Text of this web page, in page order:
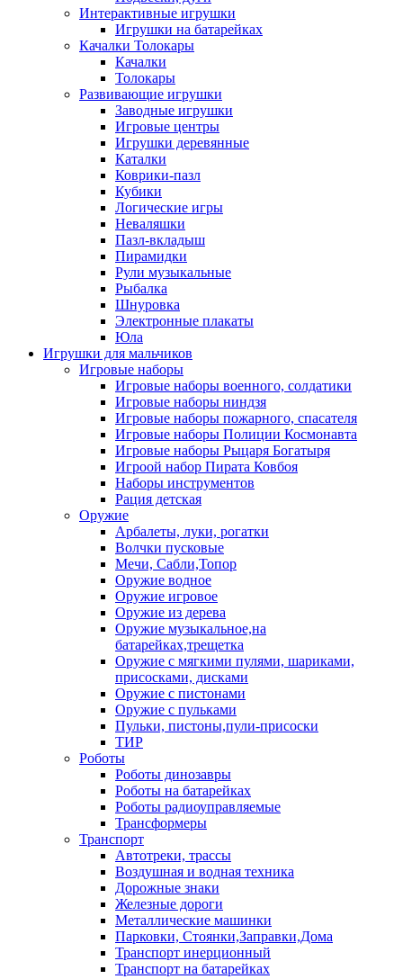
Интерактивные игрушки
Игрушки на батарейках
Качалки Толокары
Качалки
Толокары
Развивающие игрушки
Заводные игрушки
Игровые центры
Игрушки деревянные
Каталки
Коврики-пазл
Кубики
Логические игры
Неваляшки
Пазл-вкладыш
Пирамидки
Рули музыкальные
Рыбалка
Шнуровка
Электронные плакаты
Юла
Игрушки для мальчиков
Игровые наборы
Игровые наборы военного, солдатики
Игровые наборы ниндзя
Игровые наборы пожарного, спасателя
Игровые наборы Полиции Космонавта
Игровые наборы Рыцаря Богатыря
Игроой набор Пирата Ковбоя
Наборы инструментов
Рация детская
Оружие
Арбалеты, луки, рогатки
Волчки пусковые
Мечи, Сабли,Топор
Оружие водное
Оружие игровое
Оружие из дерева
Оружие музыкальное,на
батарейках,трещетка
Оружие с мягкими пулями, шариками,
присосками, дисками
Оружие с пистонами
Оружие с пульками
Пульки, пистоны,пули-присоски
ТИР
Роботы
Роботы динозавры
Роботы на батарейках
Роботы радиоуправляемые
Трансформеры
Транспорт
Автотреки, трассы
Воздушная и водная техника
Дорожные знаки
Железные дороги
Металлические машинки
Парковки, Стоянки,Заправки,Дома
Транспорт инерционный
Транспорт на батарейках